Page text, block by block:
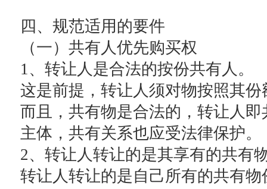
四、规范适用的要件
（一）共有人优先购买权
1、转让人是合法的按份共有人。
这是前提，转让人须对物按照其
而且，共有物是合法的，转让人
主体，共有关系也应受法律保护。
2、转让人转让的是其享有的共有
转让人转让的是自己所有的共有